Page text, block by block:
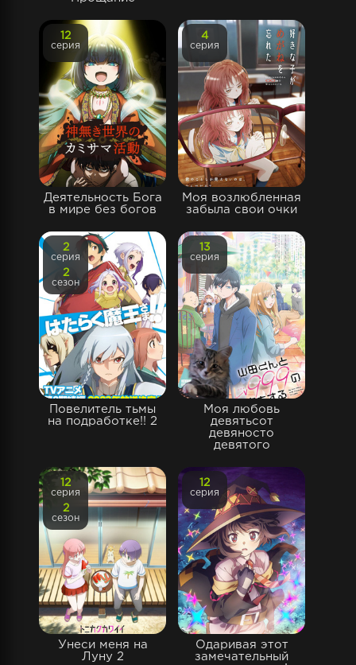
Деятельность Бога
в мире без богов
12
серия
Моя возлюбленная
забыла свои очки
4
серия
Повелитель тьмы
на подработке!! 2
2
серия
2
сезон
Моя любовь
девятьсот
девяносто
девятого
13
серия
Унеси меня на
Луну 2
12
серия
2
сезон
Одаривая этот
замечательный
12
серия